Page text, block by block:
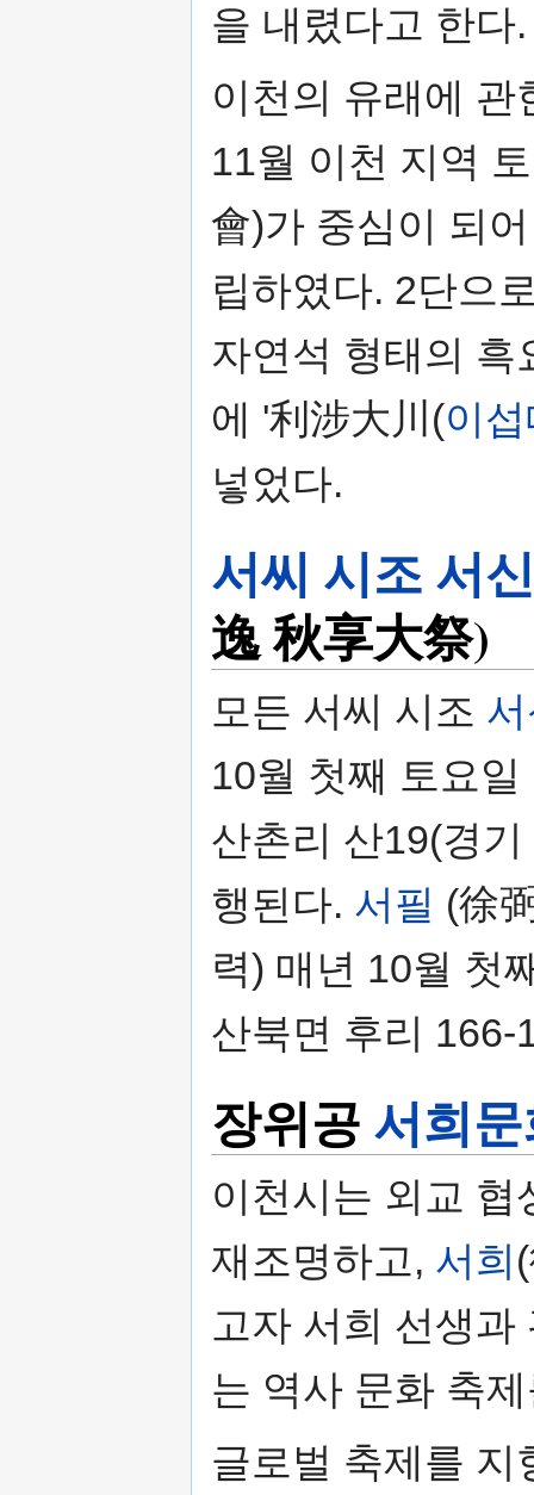
을 내렸다고 한다.
이천의 유래에 관
11월 이천 지역
會)가 중심이 되
립하였다. 2단으
자연석 형태의 흑
에 '利涉大川(이
넣었다.
서씨 시조 서
逸 秋享大祭)
모든 서씨 시조
10월 첫째 토요
산촌리 산19(경
행된다. 서필 (徐
력) 매년 10월 첫
산북면 후리 166-
장위공 서희
이천시는 외교
재조명하고, 서희
고자 서희 선생
는 역사 문화 축
글로벌 축제를 지